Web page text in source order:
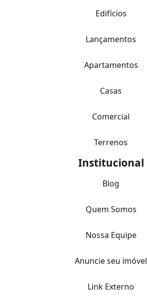
Edifícios
Lançamentos
Apartamentos
Casas
Comercial
Terrenos
Institucional
Blog
Quem Somos
Nossa Equipe
Anuncie seu imóvel
Link Externo